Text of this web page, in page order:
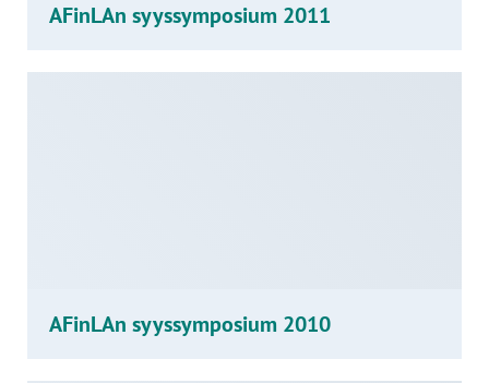
AFinLAn syyssymposium 2011
AFinLAn syyssymposium 2010